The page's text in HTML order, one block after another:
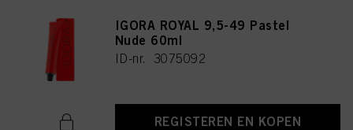
IGORA ROYAL 9,5-49 Pastel
Nude 60ml
ID-nr. 3075092
REGISTEREN EN KOPEN